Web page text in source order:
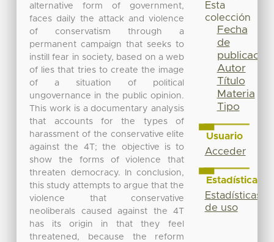
alternative form of government,
faces daily the attack and violence
of conservatism through a
permanent campaign that seeks to
instill fear in society, based on a web
of lies that tries to create the image
of a situation of political
ungovernance in the public opinion.
This work is a documentary analysis
that accounts for the types of
harassment of the conservative elite
against the 4T; the objective is to
show the forms of violence that
threaten democracy. In conclusion,
this study attempts to argue that the
violence that conservative
neoliberals caused against the 4T
has its origin in that they feel
threatened, because the reform
Esta
colección
Fecha
de
publicación
Autor
Título
Materia
Tipo
Usuario
Acceder
Estadísticas
Estadísticas
de uso